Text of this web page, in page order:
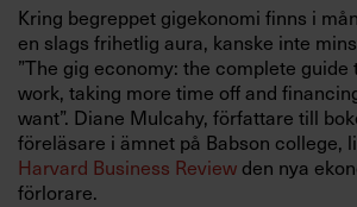
Logga in
Prenumerera
Kring begreppet gigekonomi finns i
en slags frihetlig aura, kanske inte
”The gig economy: the complete
work, taking more time off and
want”. Diane Mulcahy, författare till
föreläsare i ämnet på Babson college,
Harvard Business Review den nya
förlorare.